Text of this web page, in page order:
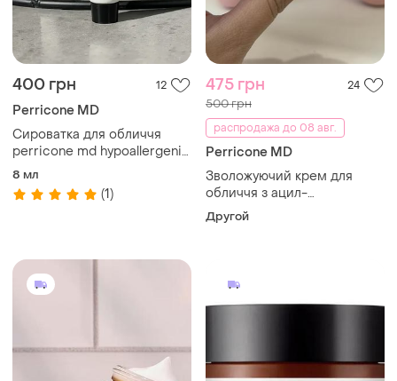
400 грн 12
Perricone MD
Сироватка для обличчя
perricone md hypoallergenic
clean correction smoothing
restorative serum 7.5мл
8 мл
(1)
475 грн 24
500 грн
распродажа до 08 авг.
Perricone MD
Зволожуючий крем для
обличчя з ацил-
глутатионом perricone md
essential fx acyl-glutathione
Другой